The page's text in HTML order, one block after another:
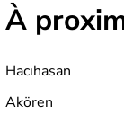
À
Hacıhasan
Akören